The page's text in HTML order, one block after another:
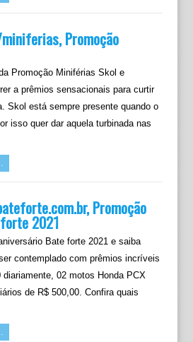
Promoção
Promoção Miniférias Skol e
a prêmios sensacionais para curtir
Skol está sempre presente quando o
isso quer dar aquela turbinada nas
Promoção
2021
Bate forte 2021 e saiba
contemplado com prêmios incríveis
02 motos Honda PCX
de R$ 500,00. Confira quais